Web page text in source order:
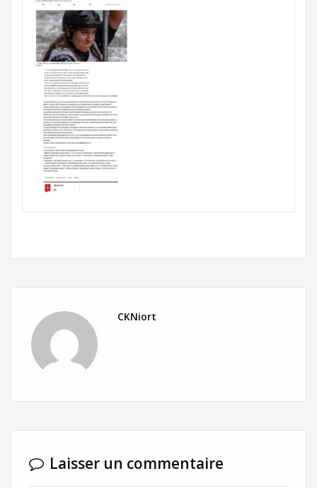
CKNiort
Laisser un commentaire